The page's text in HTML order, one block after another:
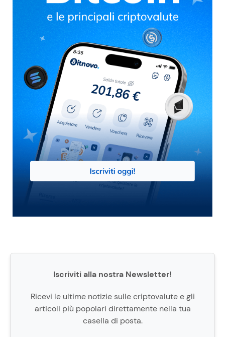
Iscriviti alla nostra Newsletter!
Ricevi le ultime notizie sulle criptovalute e gli
articoli più popolari direttamente nella tua
casella di posta.